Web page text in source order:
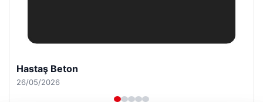
Prenses Night Club
29/04/2026